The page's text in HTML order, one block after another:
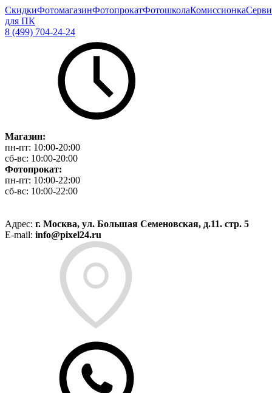
СкидкиФотомагазинФотопрокатФотошколаКомиссионка
для ПК
8 (499) 704-24-24
Магазин:
пн-пт: 10:00-20:00
сб-вс: 10:00-20:00
Фотопрокат:
пн-пт: 10:00-22:00
сб-вс: 10:00-22:00
Адрес: г. Москва, ул. Большая Семеновская, д.11. стр. 5
E-mail: info@pixel24.ru